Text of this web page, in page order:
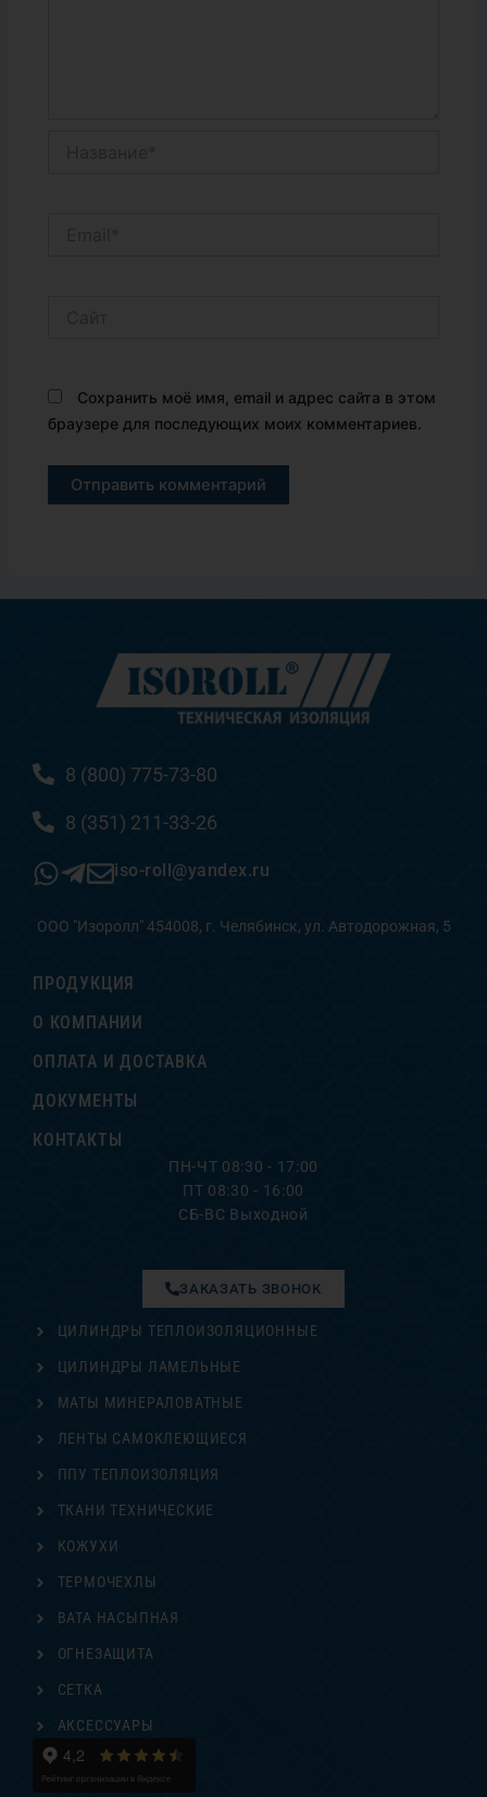
Сохранить моё имя, email и адрес сайта в этом
браузере для последующих моих комментариев.
8 (800) 775-73-80
8 (351) 211-33-26
iso-roll@yandex.ru
ООО "Изоролл" 454008, г. Челябинск, ул. Автодорожная, 5
ПРОДУКЦИЯ
О КОМПАНИИ
ОПЛАТА И ДОСТАВКА
ДОКУМЕНТЫ
КОНТАКТЫ
ПН-ЧТ 08:30 - 17:00
ПТ 08:30 - 16:00
СБ-ВС Выходной
ЦИЛИНДРЫ ТЕПЛОИЗОЛЯЦИОННЫЕ
ЦИЛИНДРЫ ЛАМЕЛЬНЫЕ
МАТЫ МИНЕРАЛОВАТНЫЕ
ЛЕНТЫ САМОКЛЕЮЩИЕСЯ
ППУ ТЕПЛОИЗОЛЯЦИЯ
ТКАНИ ТЕХНИЧЕСКИЕ
ЗАКАЗАТЬ ЗВОНОК
КОЖУХИ
ТЕРМОЧЕХЛЫ
ВАТА НАСЫПНАЯ
ОГНЕЗАЩИТА
СЕТКА
АКСЕССУАРЫ